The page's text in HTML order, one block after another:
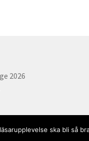
2026
ska bli så